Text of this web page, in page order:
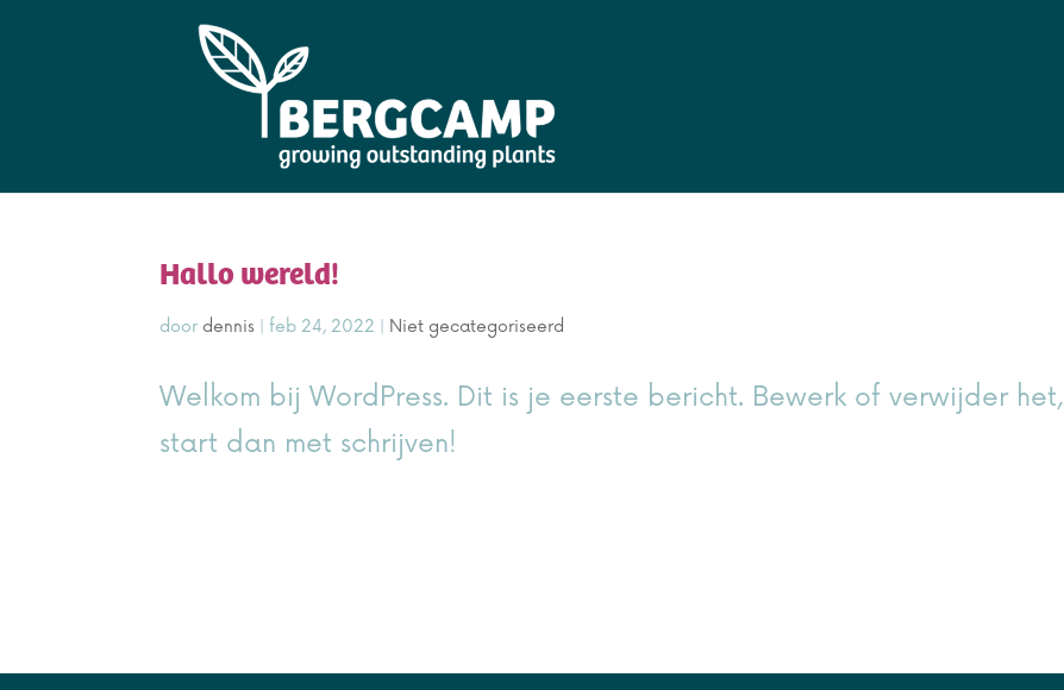
Hallo wereld!
doordennis |feb 24, 2022 Niet gecategoriseerd
Welkom bij WordPress. Dit is je eerste bericht. Bewerk of verwijder het,
start dan met schrijven!